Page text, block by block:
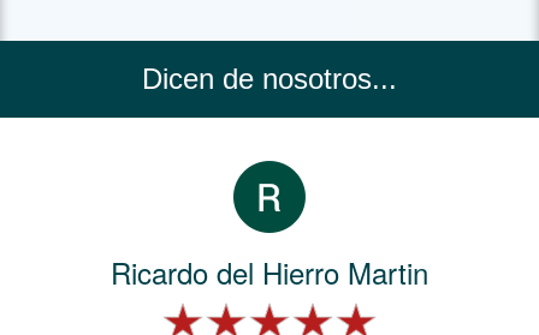
Dicen de nosotros...
Ricardo del Hierro Martin